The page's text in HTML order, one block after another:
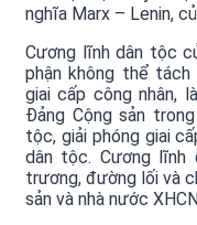
nghĩa Marx – Lenin,
Cương lĩnh dân tộc
phận không thể
giai cấp công nhân,
Đảng Cộng sản
tộc, giải phóng giai
dân tộc. Cương
trương, đường lối và
sản và nhà nước